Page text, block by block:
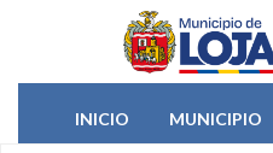
Pasar al contenido principal
INICIO
MUNICIPIO